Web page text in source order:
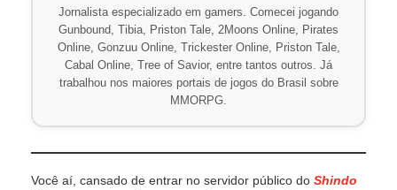
Jornalista especializado em gamers. Comecei jogando
Gunbound, Tibia, Priston Tale, 2Moons Online, Pirates
Online, Gonzuu Online, Trickester Online, Priston Tale,
Cabal Online, Tree of Savior, entre tantos outros. Já
trabalhou nos maiores portais de jogos do Brasil sobre
MMORPG.
Você aí, cansado de entrar no servidor público do Shindo